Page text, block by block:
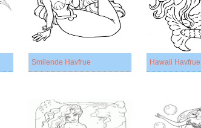
Smilende Havfrue Hawaii Havfrue